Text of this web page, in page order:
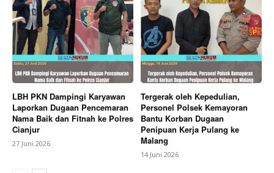
LBH PKN Dampingi Karyawan
Laporkan Dugaan Pencemaran
Nama Baik dan Fitnah ke Polres
Cianjur
27 Juni 2026
Tergerak oleh Kepedulian,
Personel Polsek Kemayoran
Bantu Korban Dugaan
Penipuan Kerja Pulang ke
Malang
14 Juni 2026